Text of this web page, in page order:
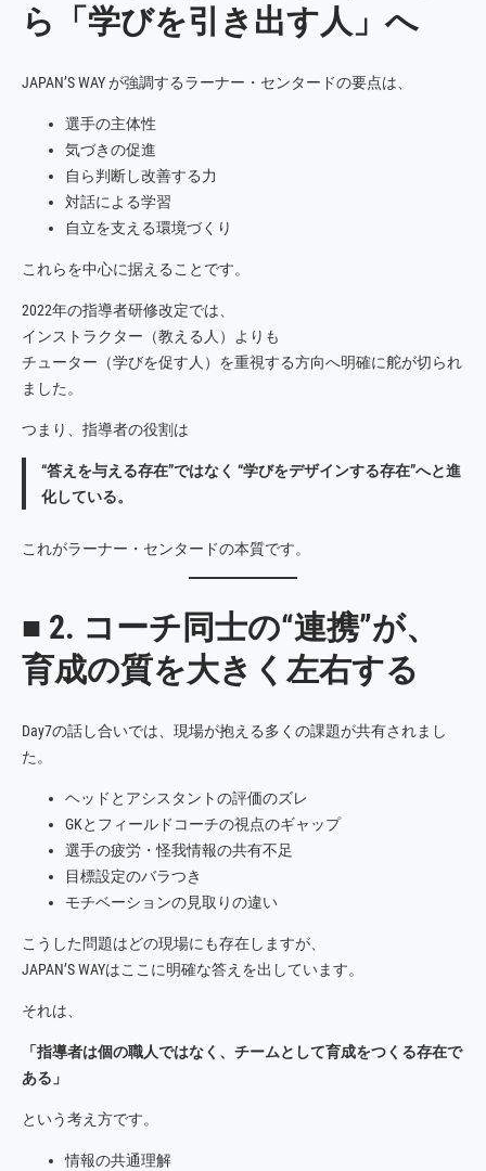
ら「学びを引き出す人」へ
JAPAN’S WAY が強調するラーナー・センタードの要点は、
選手の主体性
気づきの促進
自ら判断し改善する力
対話による学習
自立を支える環境づくり
これらを中心に据えることです。
2022年の指導者研修改定では、
インストラクター（教える人）よりも
チューター（学びを促す人）を重視する方向へ明確に舵が切られ
ました。
つまり、指導者の役割は
“答えを与える存在”ではなく “学びをデザインする存在”へと進
化している。
これがラーナー・センタードの本質です。
■ 2. コーチ同士の“連携”が、
育成の質を大きく左右する
Day7の話し合いでは、現場が抱える多くの課題が共有されまし
た。
ヘッドとアシスタントの評価のズレ
GKとフィールドコーチの視点のギャップ
選手の疲労・怪我情報の共有不足
目標設定のバラつき
モチベーションの見取りの違い
こうした問題はどの現場にも存在しますが、
JAPAN’S WAYはここに明確な答えを出しています。
それは、
「指導者は個の職人ではなく、チームとして育成をつくる存在で
ある」
という考え方です。
情報の共通理解